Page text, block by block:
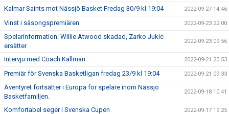
Kalmar Saints mot Nässjö Basket Fredag 30/9 kl 19:04 2022-09-27 14:46
Vinst i säsongspremiären 2022-09-23 22:00
Spelarinformation: Willie Atwood skadad, Zarko Jukic
ersätter
2022-09-23 09:56
Intervju med Coach Källman 2022-09-21 20:53
Premiär för Svenska Basketligan fredag 23/9 kl 19:04 2022-09-21 09:33
Äventyret fortsätter i Europa för spelare inom Nässjö
Basketfamiljen.
2022-09-18 10:41
Komfortabel seger i Svenska Cupen 2022-09-17 19:25